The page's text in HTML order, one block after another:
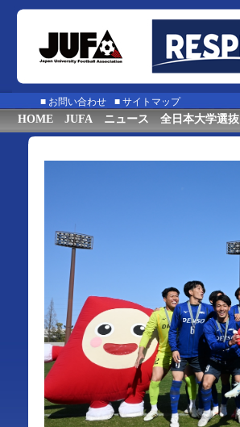
■ お問い合わせ ■ サイトマップ
HOME JUFA ニュース 全日本大学選抜